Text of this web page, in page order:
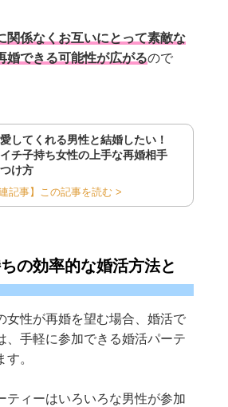
関係なくお互いにとって素敵な
婚できる可能性が広がるので
してくれる男性と結婚したい！
チ子持ち女性の上手な再婚相手
け方
連記事】この記事を読む >
の効率的な婚活方法と
女性が再婚を望む場合、婚活で
、手軽に参加できる婚活パーテ
。
ティーはいろいろな男性が参加